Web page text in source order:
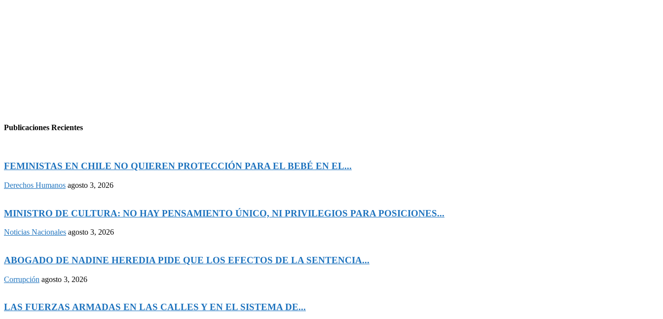
Publicaciones Recientes
FEMINISTAS EN CHILE NO QUIEREN PROTECCIÓN PARA EL BEBÉ EN EL...
Derechos Humanos agosto 3, 2026
MINISTRO DE CULTURA: NO HAY PENSAMIENTO ÚNICO, NI PRIVILEGIOS PARA POSICIONES...
Noticias Nacionales agosto 3, 2026
ABOGADO DE NADINE HEREDIA PIDE QUE LOS EFECTOS DE LA SENTENCIA...
Corrupción agosto 3, 2026
LAS FUERZAS ARMADAS EN LAS CALLES Y EN EL SISTEMA DE...